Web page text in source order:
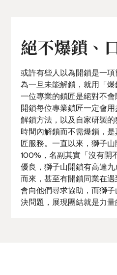
絕不爆鎖、
或許有些人以為開鎖是一
為一旦未能解鎖，就用「爆
一位專業的鎖匠是絕對不
開鎖每位專業鎖匠一定會
解鎖方法，以及自家研製
時間內解鎖而不需爆鎖，
匠服務。一直以來，獅子
100%，名副其實「沒有開
優良，獅子山開鎖有高達
而來，甚至有開鎖同業在
會向他們尋求協助，而獅
決問題，展現團結就是力量